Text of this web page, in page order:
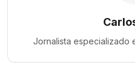
Jornalista especializado